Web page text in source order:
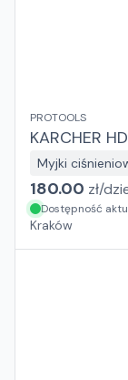
PROTOOLS
KARCHER
Myjki
180.00 zł/
Dostępność
Kraków